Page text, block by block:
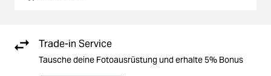
Trade-in Service
Tausche deine Fotoausrüstung und erhalte 5% Bonus